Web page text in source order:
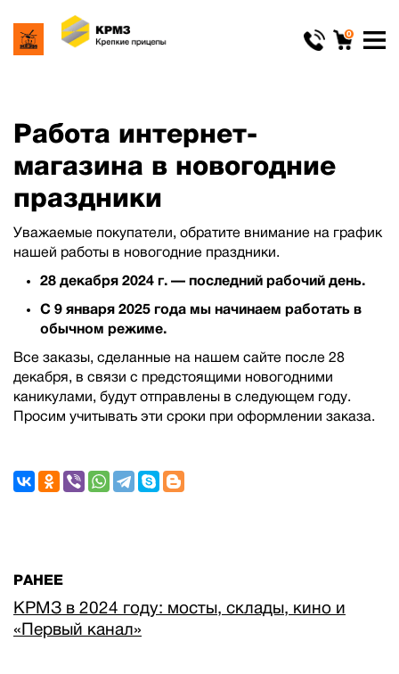
0
Работа интернет-
магазина в новогодние
праздники
Уважаемые покупатели, обратите внимание на график
нашей работы в новогодние праздники.
28 декабря 2024 г. — последний рабочий день.
С 9 января 2025 года мы начинаем работать в
обычном режиме.
Все заказы, сделанные на нашем сайте после 28
декабря, в связи с предстоящими новогодними
каникулами, будут отправлены в следующем году.
Просим учитывать эти сроки при оформлении заказа.
РАНЕЕ
КРМЗ в 2024 году: мосты, склады, кино и
«Первый канал»